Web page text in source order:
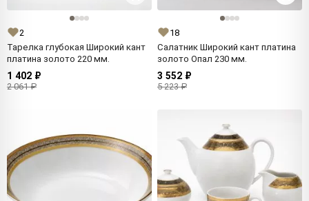
2
Тарелка глубокая Широкий кант
платина золото 220 мм.
1 402 ₽
2 061 ₽
18
Салатник Широкий кант платина
золото Опал 230 мм.
3 552 ₽
5 223 ₽